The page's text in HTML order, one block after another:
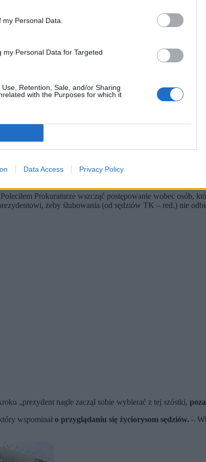
Personal Data.
Personal Data for Targeted
Retention, Sale, and/or Sharing
with the Purposes for which it
Data Access Privacy Policy
się przestępstwa.
Konstytucyjnego.
Prokuraturze wszcząć postępowanie wobec osób,
żeby ślubowania (od sędziów TK – red.) nie
„prezydent nagle zaczął sobie wybierać z tej szóstki,
wspominał o przyglądaniu się życiorysom sędziów. –